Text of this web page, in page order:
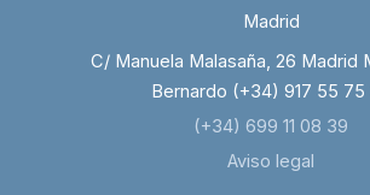
Madrid
C/ Manuela Malasaña, 26 Madrid
Bernardo (+34) 917 55 75
(+34) 699 11 08 39
Aviso legal